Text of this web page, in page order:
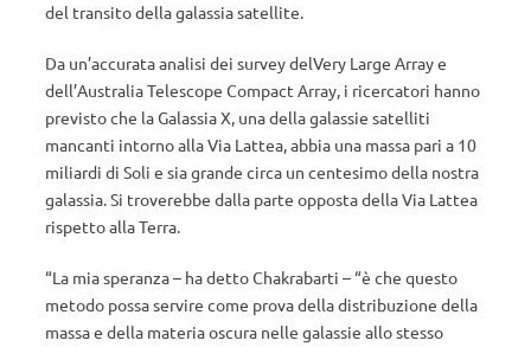
del transito della galassia satellite.
Da un’accurata analisi dei survey delVery Large Array e
dell’Australia Telescope Compact Array, i ricercatori hanno
previsto che la Galassia X, una della galassie satelliti
mancanti intorno alla Via Lattea, abbia una massa pari a 10
miliardi di Soli e sia grande circa un centesimo della nostra
galassia. Si troverebbe dalla parte opposta della Via Lattea
rispetto alla Terra.
“La mia speranza – ha detto Chakrabarti – “è che questo
metodo possa servire come prova della distribuzione della
massa e della materia oscura nelle galassie allo stesso